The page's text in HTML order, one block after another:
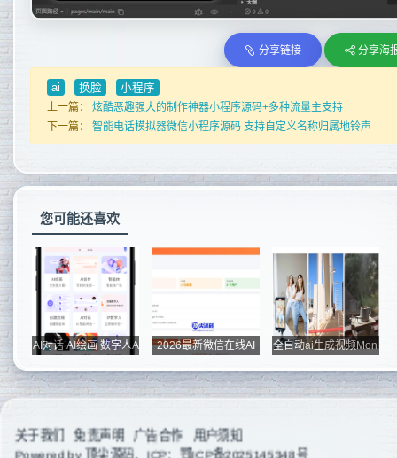
分享链接 分享海
ai 换脸
小程序
上一篇： 炫酷恶趣强大的制作神器小程序源码+多种流量主支持
下一篇： 智能电话模拟器微信小程序源码 支持自定义名称归属地铃声
您可能还喜欢
AI对话 AI绘画 数字人A
2026最新微信在线AI
全自动ai生成视频Mon
关于我们 免责声明 广告合作
用户须知